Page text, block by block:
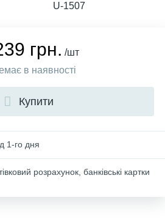
U-1507
грн. /шт
в наявності
Купити
1-го дня
розрахунок, банківські картки